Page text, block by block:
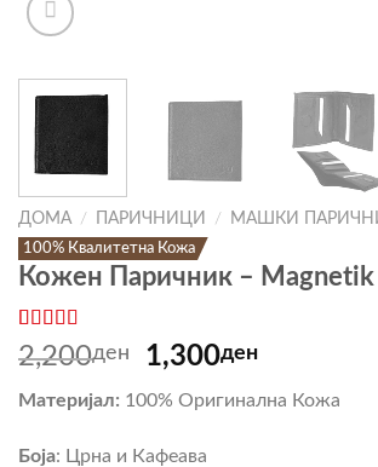
ДОМА / ПАРИЧНИЦИ / МАШКИ
100% Квалитетна Кожа
Кожен Паричник – Magnetik
Оценето
4.8од 5
на оценки
5
2,200ден
Original
was:
2,200ден.
1,300денCurrent
is:
Материјал: 100% Оригинална Кожа
Боја: Црна и Кафеава